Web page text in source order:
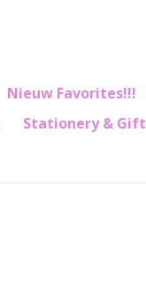
Nieuw Favorites!!!
Stationery & Gift